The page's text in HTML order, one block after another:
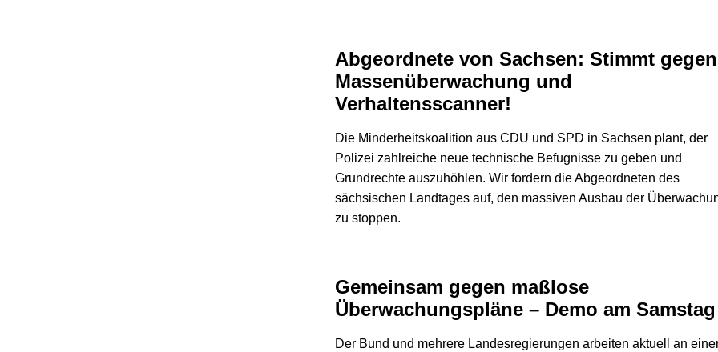
Abgeordnete von Sachsen: Stimmt gegen
Massenüberwachung und
Verhaltensscanner!
Die Minderheitskoalition aus CDU und SPD in Sachsen plant, der
Polizei zahlreiche neue technische Befugnisse zu geben und
Grundrechte auszuhöhlen. Wir fordern die Abgeordneten des
sächsischen Landtages auf, den massiven Ausbau der
zu stoppen.
Gemeinsam gegen maßlose
Überwachungspläne – Demo am Samstag
Der Bund und mehrere Landesregierungen arbeiten aktuell an